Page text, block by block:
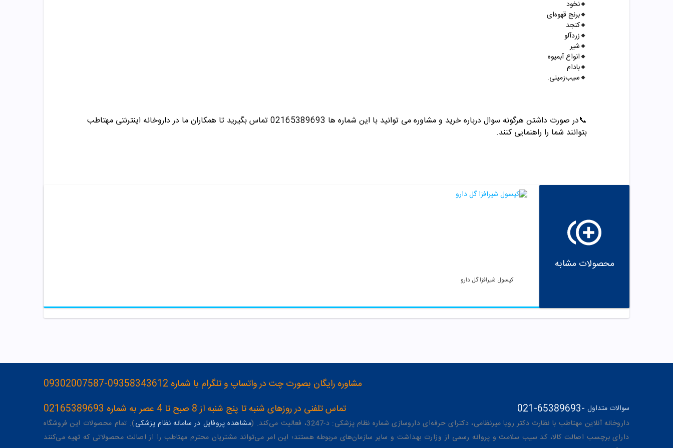
🔸نخود
🔸برنج قهوه‌ای
🔸کنجد
🔸زردآلو
🔸شیر
🔸انواع آبمیوه
🔸بادام
🔸سیب‌زمینی.
📞در صورت داشتن هرگونه سوال درباره خرید و مشاوره می توانید با این شماره ها 02165389693
تماس بگیرید تا همکاران ما در داروخانه اینترنتی مهتاطب
بتوانند شما را راهنمایی کنند.
محصولات مشابه
کپسول شیرافزا گل دارو
مشاوره رایگان بصورت چت در واتساپ و تلگرام با شماره 09358343612-09302007587
تماس تلفنی در روزهای شنبه تا پنج شنبه از 8 صبح تا 4 عصر به شماره 02165389693
021-65389693 سوالات متداول -
داروخانه آنلاین مهتاطب با نظارت دکتر رویا میرنظامی، دکترای حرفه‌ای داروسازی شماره نظام پزشکی: د-3247، فعالیت می‌کند. ( مشاهده پروفایل در سامانه نظام پزشکی). تمام محصولات این فروشگاه
دارای برچسب اصالت کالا، کد سیب سلامت و پروانه رسمی از وزارت بهداشت و سایر سازمان‌های مربوطه هستند؛ این امر می‌تواند مشتریان محترم مهتاطب را از اصالت محصولاتی که تهیه می‌کنند